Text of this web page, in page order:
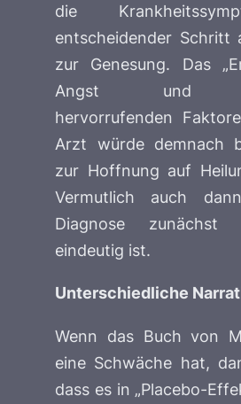
die
entscheidender Schritt
zur Genesung. Das
Angst und
hervorrufenden
Arzt würde demnach
zur Hoffnung auf
Vermutlich auch
Diagnose
eindeutig ist.
Unterschiedliche
Wenn das Buch von
eine Schwäche hat,
dass es in „Placebo-